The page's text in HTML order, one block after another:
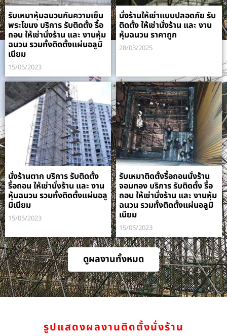
รับเหมาหุ้มฉนวนกันความเย็น
พระโขนง บริการ รับติดตั้ง รื้อ
ถอน ให้เช่านั่งร้าน และ งานหุ้ม
ฉนวน รวมทั้งติดตั้งแผ่นอลูมิ
เนียม
15/05/2023
นั่งร้านให้เช่าแบบปลอดภัย รับ
ติดตั้ง ให้เช่านั่งร้าน และ งาน
หุ้มฉนวน ราคาถูก
28/03/2025
นั่งร้านตาก บริการ รับติดตั้ง
รื้อถอน ให้เช่านั่งร้าน และ งาน
หุ้มฉนวน รวมทั้งติดตั้งแผ่นอลู
มิเนียม
15/05/2023
รับเหมาติดตั้งรื้อถอนนั่งร้าน
จอมทอง บริการ รับติดตั้ง รื้อ
ถอน ให้เช่านั่งร้าน และ งานหุ้ม
ฉนวน รวมทั้งติดตั้งแผ่นอลูมิ
เนียม
15/05/2023
ดูผลงานทั้งหมด
รูปแสดงผลงานติดตั้งนั่งร้าน